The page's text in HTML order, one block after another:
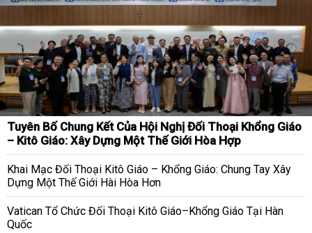
Tuyên Bố Chung Kết Của Hội Nghị Đối Thoại Khổng Giáo
– Kitô Giáo: Xây Dựng Một Thế Giới Hòa Hợp
Khai Mạc Đối Thoại Kitô Giáo – Khổng Giáo: Chung Tay Xây
Dựng Một Thế Giới Hài Hòa Hơn
Vatican Tổ Chức Đối Thoại Kitô Giáo–Khổng Giáo Tại Hàn
Quốc